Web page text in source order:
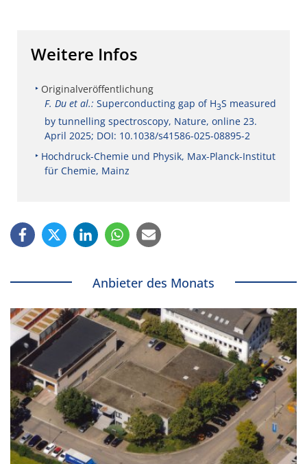
Weitere Infos
Originalveröffentlichung
F. Du et al.: Superconducting gap of H3S measured
by tunnelling spectroscopy, Nature, online 23.
April 2025; DOI: 10.1038/s41586-025-08895-2
Hochdruck-Chemie und Physik, Max-Planck-Institut
für Chemie, Mainz
Anbieter des Monats